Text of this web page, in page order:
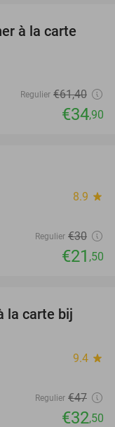
43%
à la carte
Regulier €61,40
€34,90
8.9 star
Regulier €30
€21 ,50
31%
la carte bij
9.4 star
Regulier €47
€32,50